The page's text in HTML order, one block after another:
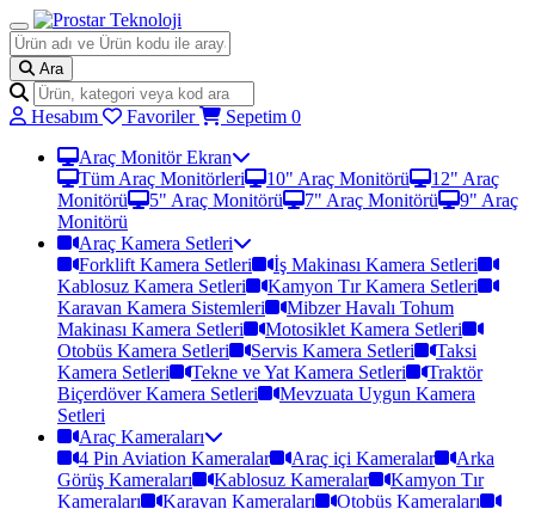
Ara
Hesabım Favoriler Sepetim 0
Araç Monitör Ekran
Tüm Araç Monitörleri
10" Araç Monitörü
12" Araç
Monitörü
5" Araç Monitörü 7" Araç Monitörü
9" Araç
Monitörü
Araç Kamera Setleri
Forklift Kamera Setleri
İş Makinası Kamera Setleri
Kablosuz Kamera Setleri
Kamyon Tır Kamera Setleri
Karavan Kamera Sistemleri
Mibzer Havalı Tohum
Makinası Kamera Setleri
Motosiklet Kamera Setleri
Otobüs Kamera Setleri
Servis Kamera Setleri
Taksi
Kamera Setleri
Tekne ve Yat Kamera Setleri
Traktör
Biçerdöver Kamera Setleri
Mevzuata Uygun Kamera
Setleri
Araç Kameraları
4 Pin Aviation Kameralar
Araç içi Kameralar
Arka
Görüş Kameraları
Kablosuz Kameralar
Kamyon Tır
Kameraları
Karavan Kameraları
Otobüs Kameraları